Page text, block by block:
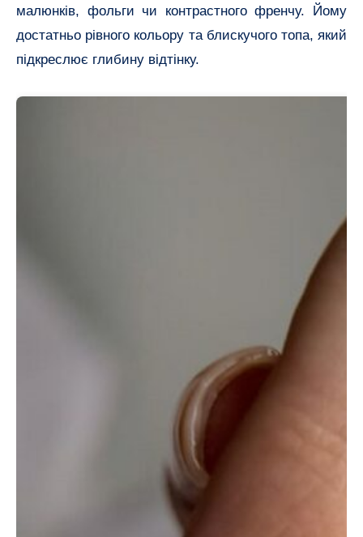
малюнків, фольги чи контрастного френчу. Йому
достатньо рівного кольору та блискучого топа, який
підкреслює глибину відтінку.